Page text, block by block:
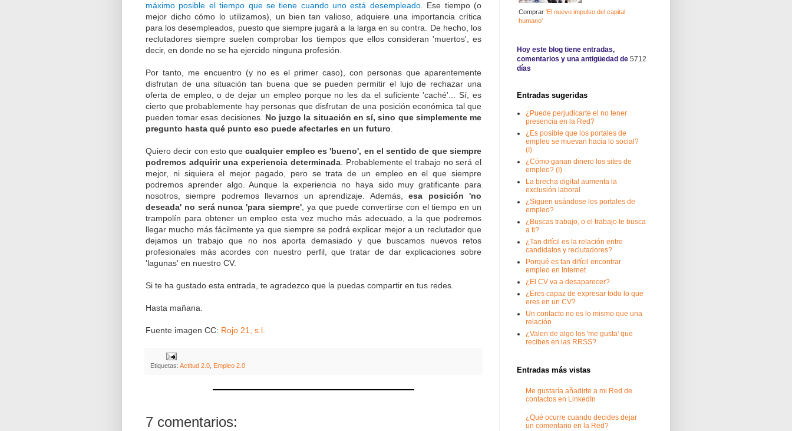
máximo posible el tiempo que se tiene cuando uno está desempleado. Ese tiempo (o
mejor dicho cómo lo utilizamos), un bien tan valioso, adquiere una importancia crítica
para los desempleados, puesto que siempre jugará a la larga en su contra. De hecho, los
reclutadores siempre suelen comprobar los tiempos que ellos consideran 'muertos', es
decir, en donde no se ha ejercido ninguna profesión.
Por tanto, me encuentro (y no es el primer caso), con personas que aparentemente
disfrutan de una situación tan buena que se pueden permitir el lujo de rechazar una
oferta de empleo, o de dejar un empleo porque no les da el suficiente 'caché'... Sí, es
cierto que probablemente hay personas que disfrutan de una posición económica tal que
pueden tomar esas decisiones. No juzgo la situación en sí, sino que simplemente me
pregunto hasta qué punto eso puede afectarles en un futuro
Quiero decir con esto quecualquier empleo es 'bueno', en el sentido de que siempre
podremos adquirir una experiencia determinada. Probablemente el trabajo no será el
mejor, ni siquiera el mejor pagado, pero se trata de un empleo en el que siempre
podremos aprender algo. Aunque la experiencia no haya sido muy gratificante para
nosotros, siempre podremos llevarnos un aprendizaje. Además,esa posición 'no
deseada' no será nunca 'para siempre', ya que puede convertirse con el tiempo en un
trampolín para obtener un empleo esta vez mucho más adecuado, a la que podremos
llegar mucho más fácilmente ya que siempre se podrá explicar mejor a un reclutador que
dejamos un trabajo que no nos aporta demasiado y que buscamos nuevos retos
profesionales más acordes con nuestro perfil, que tratar de dar explicaciones sobre
'lagunas' en nuestro CV.
Si te ha gustado esta entrada, te agradezco que la puedas compartir en tus redes.
Hasta mañana.
Fuente imagen CC: Rojo 21, s.l.
Etiquetas: Actitud 2.0 Empleo 2.0
7 comentarios:
Comprar 'El nuevo impulso del capital
humano'
Hoy este blog tiene entradas,
comentarios y una antigüedad de 5712
días
Entradas sugeridas
¿Puede perjudicarte el no tener
presencia en la Red?
¿Es posible que los portales de
empleo se muevan hacia lo social?
(I)
¿Cómo ganan dinero los sites de
empleo? (I)
La brecha digital aumenta la
exclusión laboral
¿Siguen usándose los portales de
empleo?
¿Buscas trabajo, o el trabajo te busca
a ti?
¿Tan difícil es la relación entre
candidatos y reclutadores?
Porqué es tan difícil encontrar
empleo en Internet
¿El CV va a desaparecer?
¿Eres capaz de expresar todo lo que
eres en un CV?
Un contacto no es lo mismo que una
relación
¿Valen de algo los 'me gusta' que
recibes en las RRSS?
Entradas más vistas
Me gustaría añadirte a mi Red de
contactos en LinkedIn
¿Qué ocurre cuando decides dejar
un comentario en la Red?